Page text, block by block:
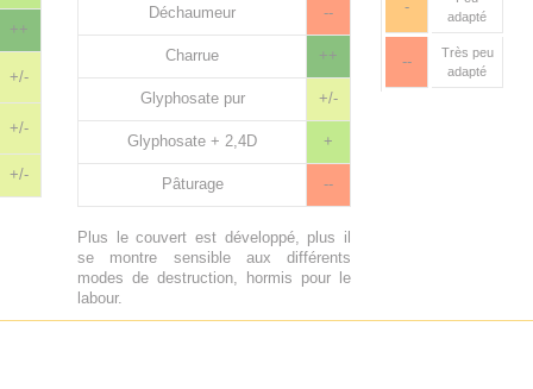
++
+/-
+/-
+/-
Déchaumeur --
Charrue ++
Glyphosate pur +/-
Glyphosate + 2,4D +
Pâturage --
Plus le couvert est développé, plus il
se montre sensible aux différents
modes de destruction, hormis pour le
labour.
-
adapté
--
Très peu
adapté